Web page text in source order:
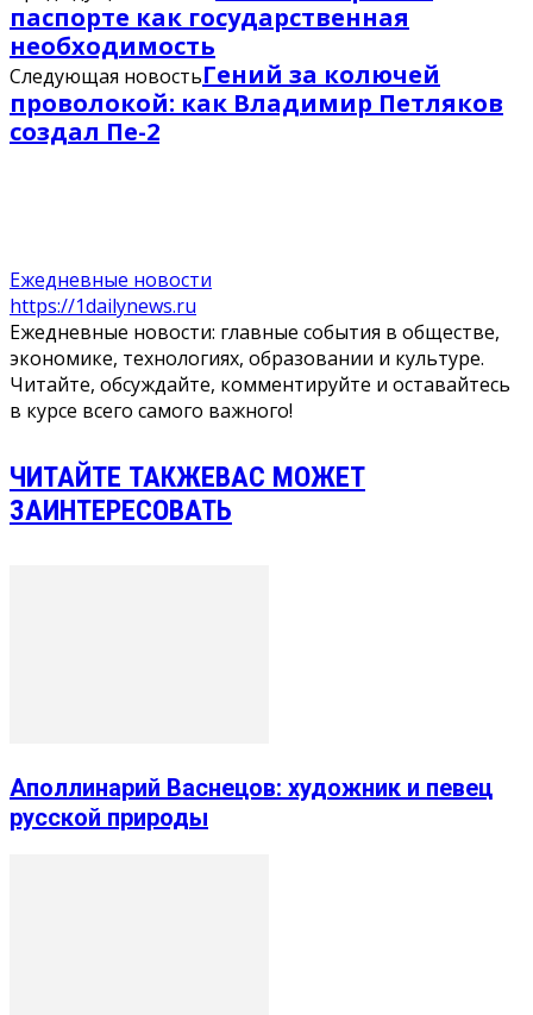
паспорте как государственная
необходимость
Следующая новостьГений за колючей
проволокой: как Владимир Петляков
создал Пе-2
Ежедневные новости
https://1dailynews.ru
Ежедневные новости: главные события в обществе,
экономике, технологиях, образовании и культуре.
Читайте, обсуждайте, комментируйте и оставайтесь
в курсе всего самого важного!
ЧИТАЙТЕ ТАКЖЕВАС МОЖЕТ
ЗАИНТЕРЕСОВАТЬ
Аполлинарий Васнецов: художник и певец
русской природы